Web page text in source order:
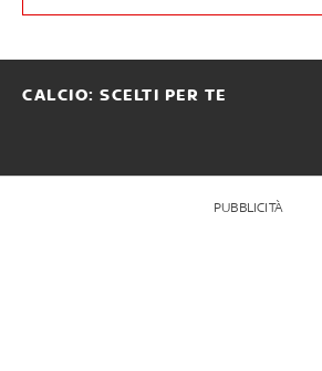
CALCIO: SCELTI PER TE
PUBBLICITÀ